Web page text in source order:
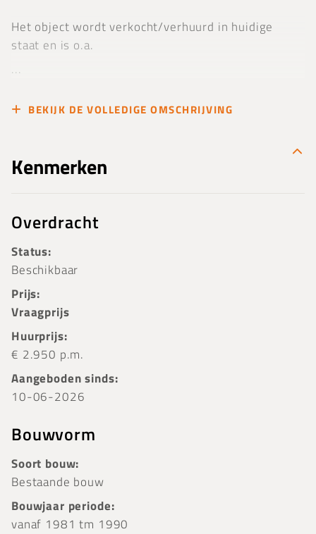
Het object wordt verkocht/verhuurd in huidige
staat en is o.a.
...
BEKIJK DE VOLLEDIGE OMSCHRIJVING
Kenmerken
Overdracht
Status:
Beschikbaar
Prijs:
Vraagprijs
Huurprijs:
€ 2.950 p.m.
Aangeboden sinds:
10-06-2026
Bouwvorm
Soort bouw:
Bestaande bouw
Bouwjaar periode:
vanaf 1981 tm 1990